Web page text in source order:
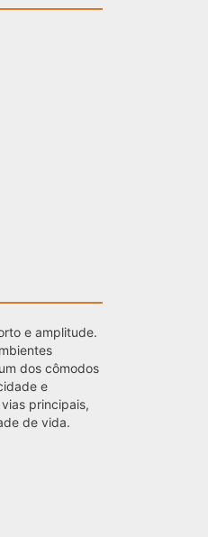
e amplitude.
dos cômodos
e
principais,
de vida.